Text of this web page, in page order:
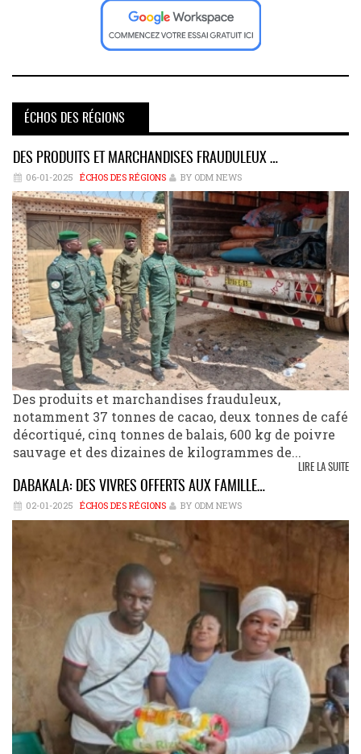
ÉCHOS DES RÉGIONS
DES PRODUITS ET MARCHANDISES FRAUDULEUX …
06-01-2025 ÉCHOS DES RÉGIONS BY ODM NEWS
Des produits et marchandises frauduleux,
notamment 37 tonnes de cacao, deux tonnes de café
décortiqué, cinq tonnes de balais, 600 kg de poivre
sauvage et des dizaines de kilogrammes de...
LIRE LA SUITE
DABAKALA: DES VIVRES OFFERTS AUX FAMILLE…
02-01-2025 ÉCHOS DES RÉGIONS BY ODM NEWS